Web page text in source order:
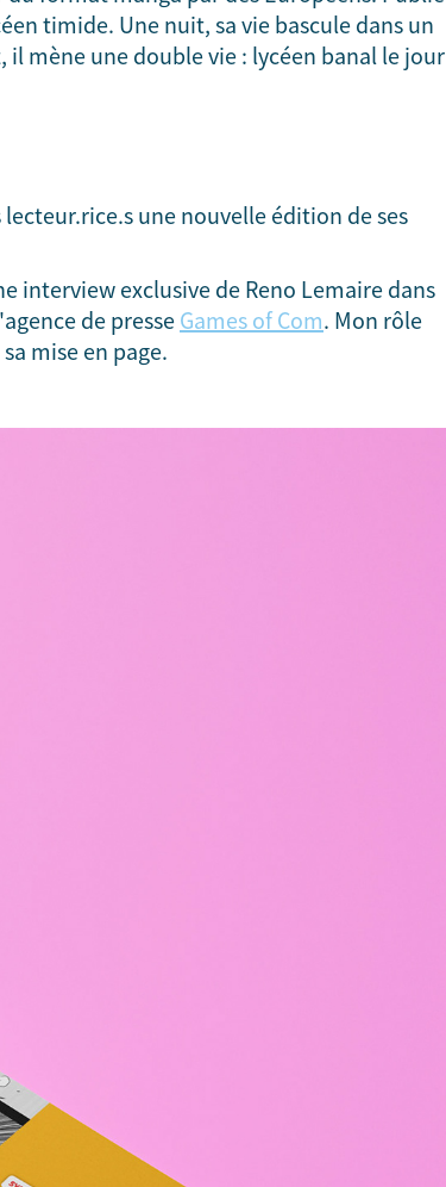
timide. Une nuit, sa vie bascule dans un
mène une double vie : lycéen banal le jour
une nouvelle édition de ses
interview exclusive de Reno Lemaire dans
de presseGames of Com. Mon rôle
mise en page.